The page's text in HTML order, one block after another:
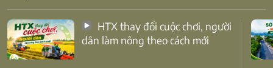
dân làm nông theo cách mới